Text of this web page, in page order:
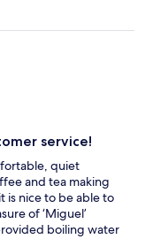
que tornam
service!
quiet
and tea making
is nice to be able to
of ‘Miguel’
boiling water